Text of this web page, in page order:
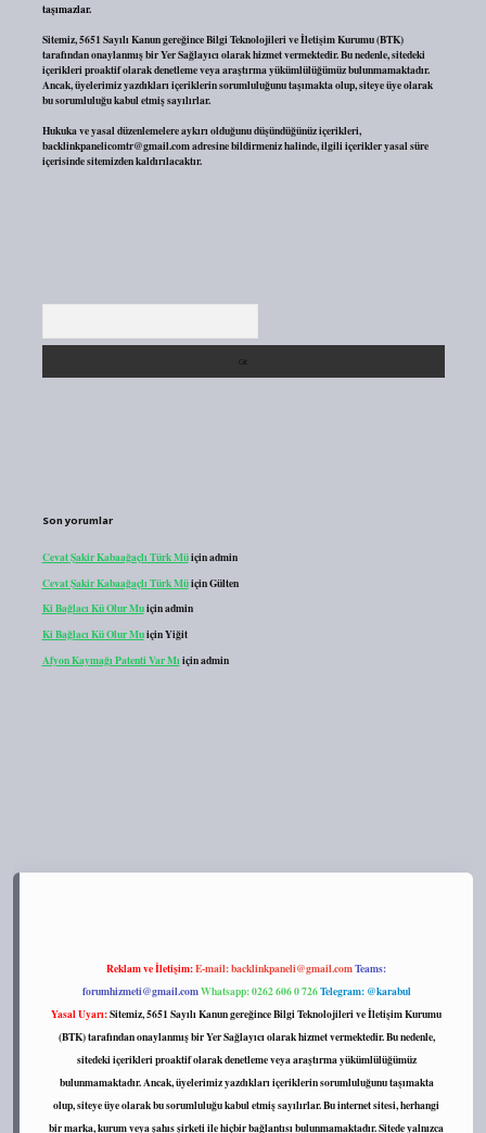
taşımazlar.
Sitemiz, 5651 Sayılı Kanun gereğince Bilgi Teknolojileri ve İletişim Kurumu (BTK)
tarafından onaylanmış bir Yer Sağlayıcı olarak hizmet vermektedir. Bu nedenle, sitedeki
içerikleri proaktif olarak denetleme veya araştırma yükümlülüğümüz bulunmamaktadır.
Ancak, üyelerimiz yazdıkları içeriklerin sorumluluğunu taşımakta olup, siteye üye olarak
bu sorumluluğu kabul etmiş sayılırlar.
Hukuka ve yasal düzenlemelere aykırı olduğunu düşündüğünüz içerikleri,
backlinkpanelicomtr@gmail.comadresine bildirmeniz halinde, ilgili içerikler yasal süre
içerisinde sitemizden kaldırılacaktır.
Son yorumlar
Cevat Şakir Kabaağaçlı Türk Müiçinadmin
Cevat Şakir Kabaağaçlı Türk MüiçinGülten
Ki Bağlacı Kü Olur Muiçinadmin
Ki Bağlacı Kü Olur MuiçinYiğit
Afyon Kaymağı Patenti Var Mı içinadmin
Reklam ve İletişim:E-mail:backlinkpaneli@gmail.comTeams:
forumhizmeti@gmail.comWhatsapp: 0262 606 0 726Telegram: @karabul
Yasal Uyarı:Sitemiz, 5651 Sayılı Kanun gereğince Bilgi Teknolojileri ve İletişim Kurumu
(BTK) tarafından onaylanmış bir Yer Sağlayıcı olarak hizmet vermektedir. Bu nedenle,
sitedeki içerikleri proaktif olarak denetleme veya araştırma yükümlülüğümüz
bulunmamaktadır. Ancak, üyelerimiz yazdıkları içeriklerin sorumluluğunu taşımakta
olup, siteye üye olarak bu sorumluluğu kabul etmiş sayılırlar. Bu internet sitesi, herhangi
bir marka, kurum veya şahıs şirketi ile hiçbir bağlantısı bulunmamaktadır. Sitede yalnızca